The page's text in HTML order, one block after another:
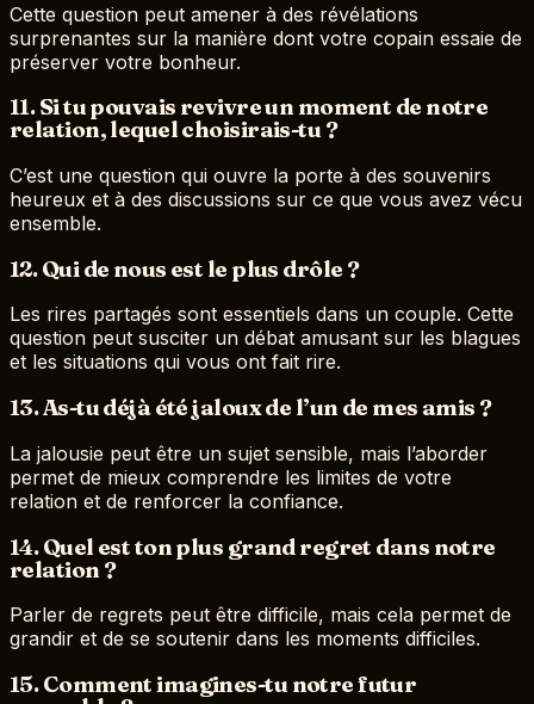
Cette question peut amener à des révélations
surprenantes sur la manière dont votre copain essaie de
préserver votre bonheur.
11. Si tu pouvais revivre un moment de notre
relation, lequel choisirais-tu ?
C’est une question qui ouvre la porte à des souvenirs
heureux et à des discussions sur ce que vous avez vécu
ensemble.
12. Qui de nous est le plus drôle ?
Les rires partagés sont essentiels dans un couple. Cette
question peut susciter un débat amusant sur les blagues
et les situations qui vous ont fait rire.
13. As-tu déjà été jaloux de l’un de mes amis ?
La jalousie peut être un sujet sensible, mais l’aborder
permet de mieux comprendre les limites de votre
relation et de renforcer la confiance.
14. Quel est ton plus grand regret dans notre
relation ?
Parler de regrets peut être difficile, mais cela permet de
grandir et de se soutenir dans les moments difficiles.
15. Comment imagines-tu notre futur